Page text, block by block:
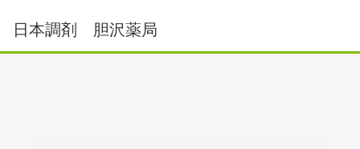
日本調剤 胆沢薬局